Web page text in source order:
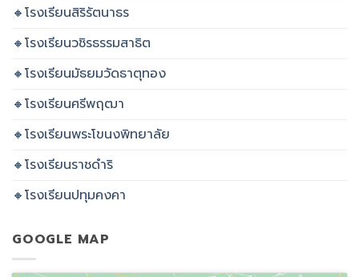
🔸โรงเรียนสิริรัตนาธร
🔸โรงเรียนวชิรธรรมสาธิต
🔸โรงเรียนมัธยมวัดธาตุทอง
🔸โรงเรียนศรีพฤฒา
🔸โรงเรียนพระโขนงพิทยาลัย
🔸โรงเรียนราชดำริ
🔸โรงเรียนปทุมคงคา
GOOGLE MAP